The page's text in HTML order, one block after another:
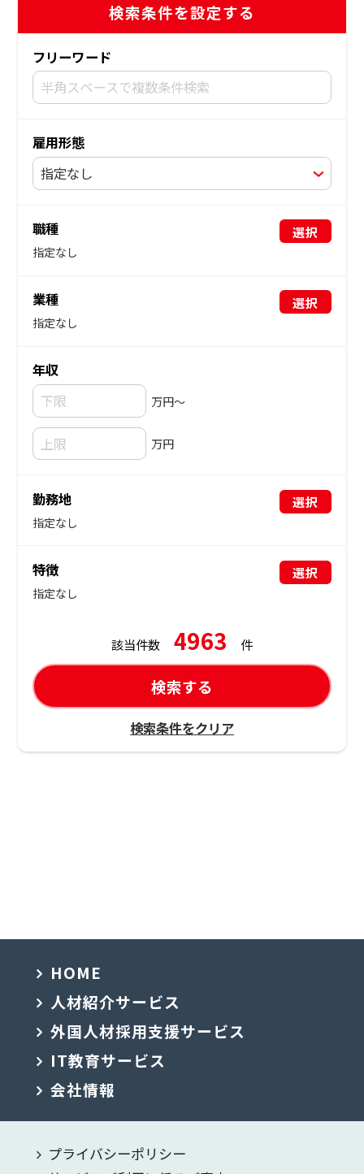
検索条件を設定する
フリーワード
雇用形態
職種 選択
指定なし
業種 選択
指定なし
年収
万円～
万円
勤務地 選択
指定なし
特徴 選択
指定なし
該当件数 4963 件
検索する
検索条件をクリア
HOME
人材紹介サービス
外国人材採用支援サービス
IT教育サービス
会社情報
プライバシーポリシー